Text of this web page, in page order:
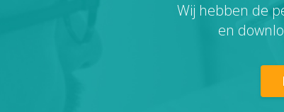
Wij hebben de
en